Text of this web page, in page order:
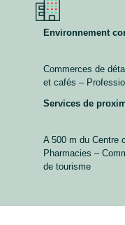
Environnement
Commerces de
et cafés –
Services de
A 500 m du Centre
Pharmacies –
de tourisme